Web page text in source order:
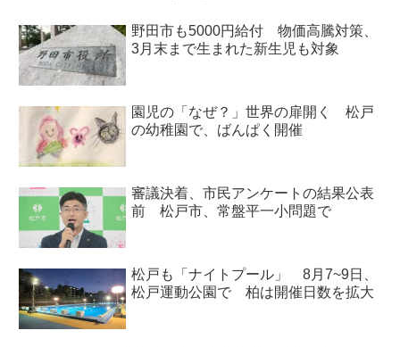
野田市も5000円給付 物価高騰対策、
3月末まで生まれた新生児も対象
園児の「なぜ？」世界の扉開く 松戸
の幼稚園で、ばんぱく開催
審議決着、市民アンケートの結果公表
前 松戸市、常盤平一小問題で
松戸も「ナイトプール」 8月7~9日、
松戸運動公園で 柏は開催日数を拡大